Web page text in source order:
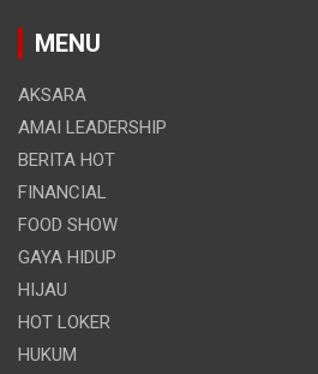
MENU
AKSARA
AMAI LEADERSHIP
BERITA HOT
FINANCIAL
FOOD SHOW
GAYA HIDUP
HIJAU
HOT LOKER
HUKUM